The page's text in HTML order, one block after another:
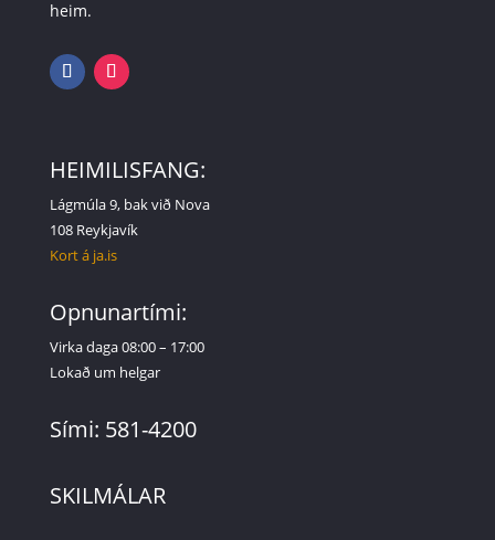
heim.
HEIMILISFANG:
Lágmúla 9, bak við Nova
108 Reykjavík
Kort á ja.is
Opnunartími:
Virka daga 08:00 – 17:00
Lokað um helgar
Sími: 581-4200
SKILMÁLAR